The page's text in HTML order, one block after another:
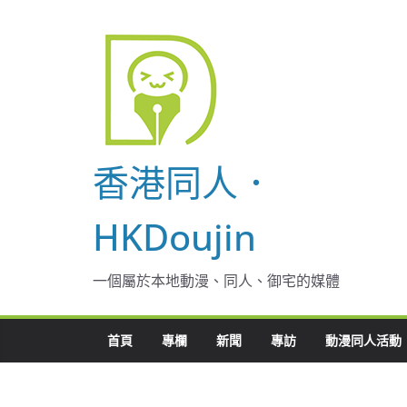
香港同人．
HKDoujin
一個屬於本地動漫、同人、御宅的媒體
首頁 專欄 新聞 專訪 動漫同人活動